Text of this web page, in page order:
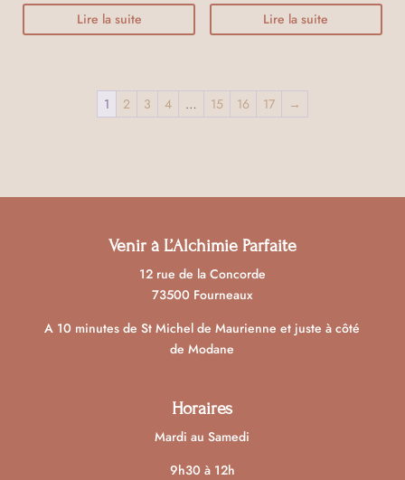
Lire la suite Lire la suite
1 2 3 4 … 15 16 17 →
Venir à L’Alchimie Parfaite
12 rue de la Concorde
73500 Fourneaux
A 10 minutes de St Michel de Maurienne et juste à côté
de Modane
Horaires
Mardi au Samedi
9h30 à 12h